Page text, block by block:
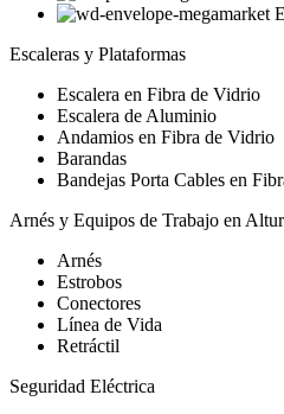
Escaleras y Plataformas
Escalera en Fibra de Vidrio
Escalera de Aluminio
Andamios en Fibra de Vidrio
Barandas
Bandejas Porta Cables en
Arnés y Equipos de Trabajo en
Arnés
Estrobos
Conectores
Línea de Vida
Retráctil
Seguridad Eléctrica